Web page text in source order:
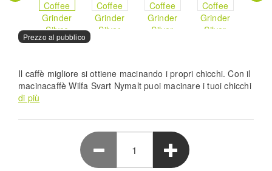
Prezzo al pubblico
Il caffè migliore si ottiene macinando i propri chicchi. Con il
macinacaffè Wilfa Svart Nymalt puoi macinare i tuoi chicchi
per ottenere qualsiasi cosa, dal caffè della moka finemente
silver coffee grinder features a powerful low-speed
conical motor that preserves rich bean aromas for
cafe quality taste
di più